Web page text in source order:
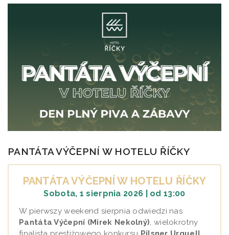
PANTÁTA VÝČEPNÍ W HOTELU ŘÍČKY
PANTÁTA VÝČEPNÍ W HOTELU ŘÍČKY
Sobota, 1 sierpnia 2026 | od 13:00
W pierwszy weekend sierpnia odwiedzi nas
Pantáta Výčepní (Mirek Nekolný), wielokrotny